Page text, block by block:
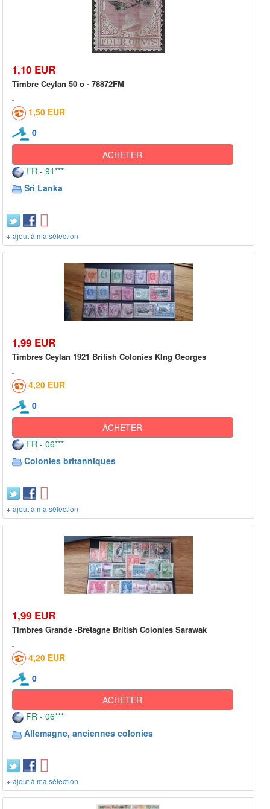
1,10 EUR
Timbre Ceylan 50 o - 78872FM
1,50 EUR
0
ACHETER
FR - 91***
Sri Lanka
+ ajout à ma sélection
1,99 EUR
Timbres Ceylan 1921 British Colonies KIng Georges
4,20 EUR
0
ACHETER
FR - 06***
Colonies britanniques
+ ajout à ma sélection
1,99 EUR
Timbres Grande -Bretagne British Colonies Sarawak
4,20 EUR
0
ACHETER
FR - 06***
Allemagne, anciennes colonies
+ ajout à ma sélection